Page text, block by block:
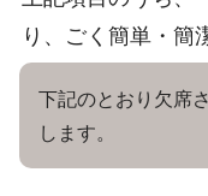
り、ごく簡単・簡
下記のとおり欠席
します。